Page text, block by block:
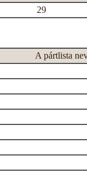
29
A pártlista